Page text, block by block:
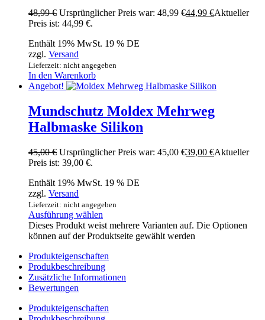
48,99€ Ursprünglicher Preis war: 48,99 €44,99 €Aktueller
Preis ist: 44,99 €.
Enthält 19% MwSt. 19 % DE
zzgl. Versand
Lieferzeit: nicht angegeben
In den Warenkorb
Angebot!
Mundschutz Moldex Mehrweg
Halbmaske Silikon
45,00€ Ursprünglicher Preis war: 45,00 €39,00 €Aktueller
Preis ist: 39,00 €.
Enthält 19% MwSt. 19 % DE
zzgl. Versand
Lieferzeit: nicht angegeben
Ausführung wählen
Dieses Produkt weist mehrere Varianten auf. Die Optionen
können auf der Produktseite gewählt werden
Produkteigenschaften
Produkbeschreibung
Zusätzliche Informationen
Bewertungen
Produkteigenschaften